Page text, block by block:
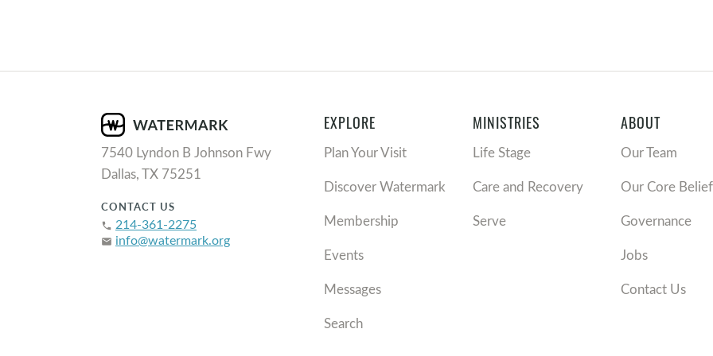
7540 Lyndon B Johnson Fwy
Dallas, TX 75251
CONTACT US
phone 214-361-2275
email info@watermark.org
EXPLORE
Plan Your Visit
Discover Watermark
Membership
Events
Messages
Search
MINISTRIES
Life Stage
Care and Recovery
Serve
ABOUT
Our Team
Our Core
Governance
Jobs
Contact Us